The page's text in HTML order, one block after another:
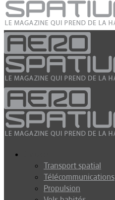
Transport spatial
Télécommunications
Propulsion